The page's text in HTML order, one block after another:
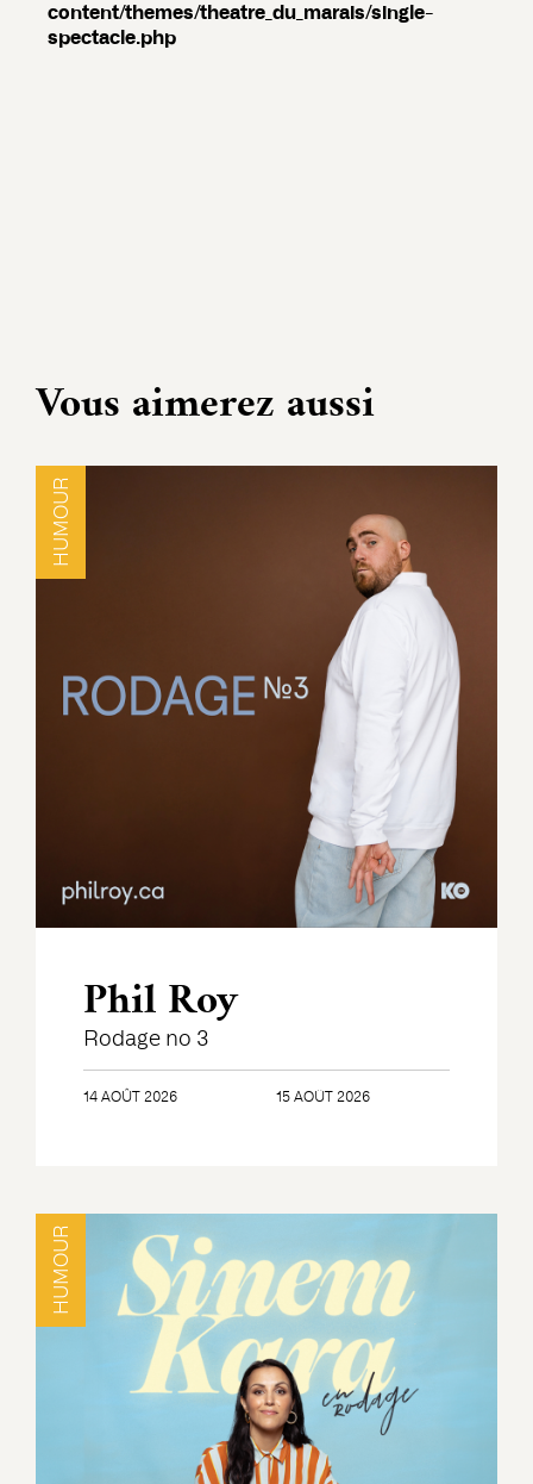
content/themes/theatre_du_marais/single-
spectacle.php
Vous aimerez aussi
HUMOUR
Phil Roy
Rodage no 3
14 AOÛT 2026 15 AOÛT 2026
HUMOUR